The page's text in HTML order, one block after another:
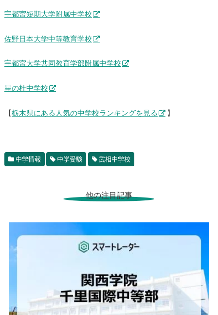
宇都宮短期大学附属中学校
佐野日本大学中等教育学校
宇都宮大学共同教育学部附属中学校
星の杜中学校
【 栃木県にある人気の中学校ランキングを見る 】
中学情報 中学受験 武相中学校
他の注目記事